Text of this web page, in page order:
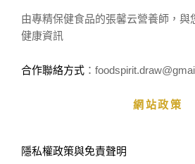
由專精保健食品的張馨云營養師，與
健康資訊
合作聯絡方式 ：foodspirit.draw
網站政策
隱私權政策與免責聲明